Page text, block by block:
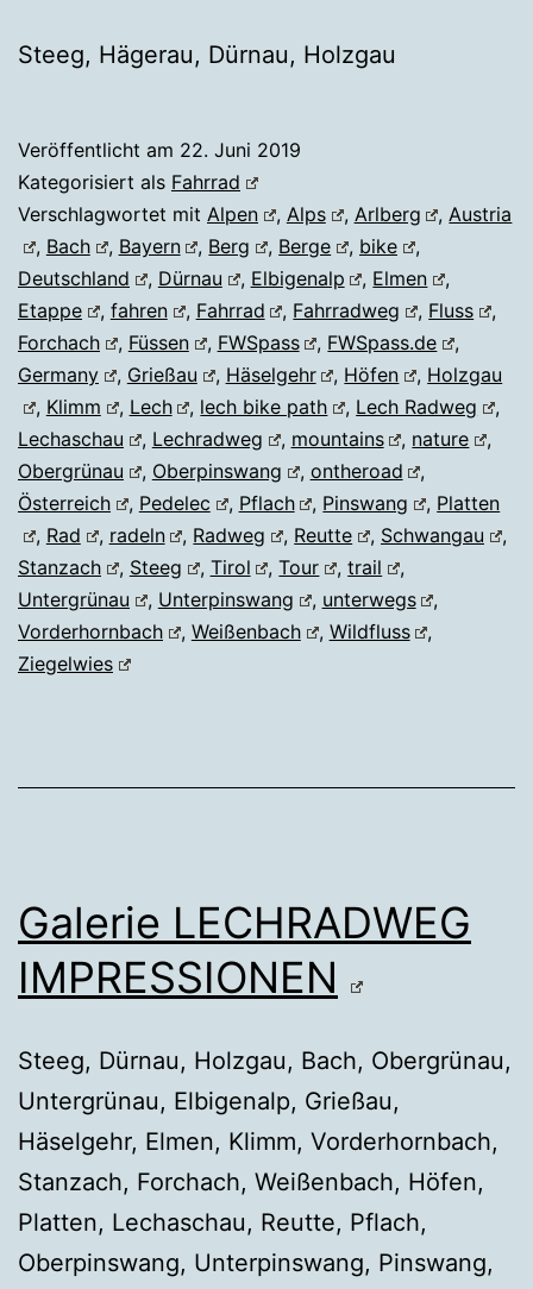
Steeg, Hägerau, Dürnau, Holzgau
Veröffentlicht am 22. Juni 2019
Kategorisiert als Fahrrad
Verschlagwortet mit Alpen , Alps , Arlberg ,Austria
, Bach , Bayern , Berg , Berge , bike
,
Deutschland
, Dürnau , Elbigenalp , Elmen
,
Etappe
, fahren , Fahrrad , Fahrradweg , Fluss
,
Forchach
, Füssen , FWSpass , FWSpass.de
,
Germany
, Grießau , Häselgehr , Höfen , Holzgau
, Klimm , Lech , lech bike path , Lech Radweg
,
Lechaschau
, Lechradweg , mountains , nature
,
Obergrünau
, Oberpinswang , ontheroad
,
Österreich
, Pedelec , Pflach , Pinswang , Platten
, Rad , radeln , Radweg , Reutte , Schwangau
,
Stanzach
, Steeg , Tirol ,Tour ,trail
,
Untergrünau
, Unterpinswang , unterwegs
,
Vorderhornbach
, Weißenbach , Wildfluss
,
Ziegelwies
Galerie LECHRADWEG
IMPRESSIONEN
Steeg, Dürnau, Holzgau, Bach, Obergrünau,
Untergrünau, Elbigenalp, Grießau,
Häselgehr, Elmen, Klimm, Vorderhornbach,
Stanzach, Forchach, Weißenbach, Höfen,
Platten, Lechaschau, Reutte, Pflach,
Oberpinswang, Unterpinswang, Pinswang,